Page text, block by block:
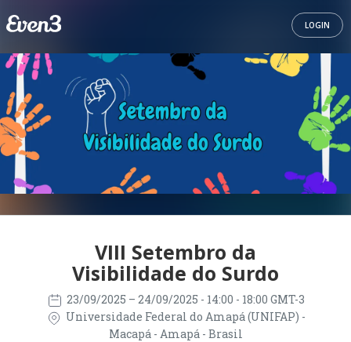
LOGIN
VIII Setembro da
Visibilidade do Surdo
23/09/2025 – 24/09/2025 - 14:00 - 18:00 GMT-3
Universidade Federal do Amapá (UNIFAP) -
Macapá - Amapá - Brasil